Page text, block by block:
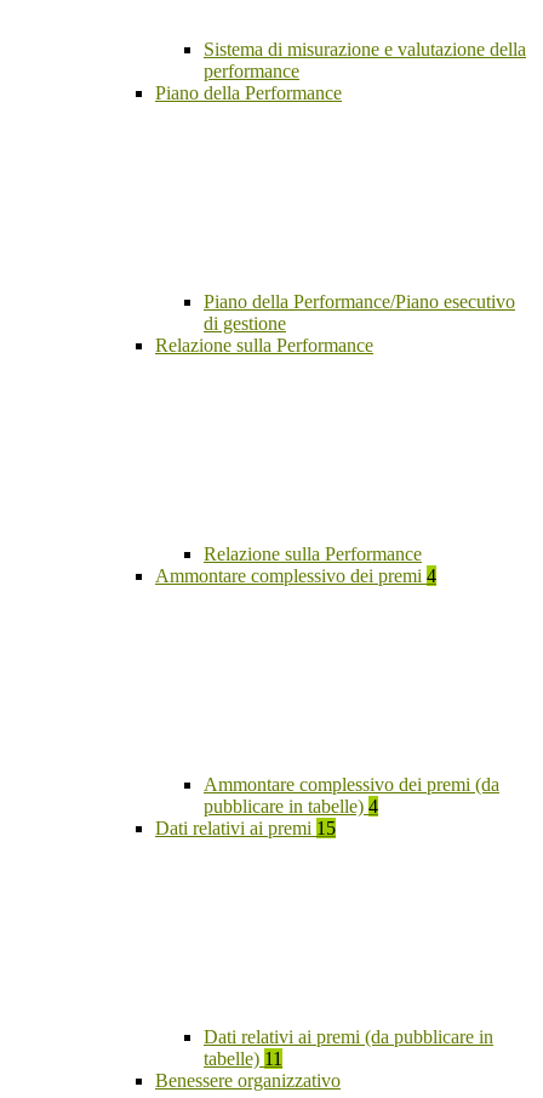
Sistema di misurazione e valutazione della
performance
Piano della Performance
Piano della Performance/Piano esecutivo
di gestione
Relazione sulla Performance
Relazione sulla Performance
Ammontare complessivo dei premi 4
Ammontare complessivo dei premi (da
pubblicare in tabelle) 4
Dati relativi ai premi 15
Dati relativi ai premi (da pubblicare in
tabelle) 11
Benessere organizzativo